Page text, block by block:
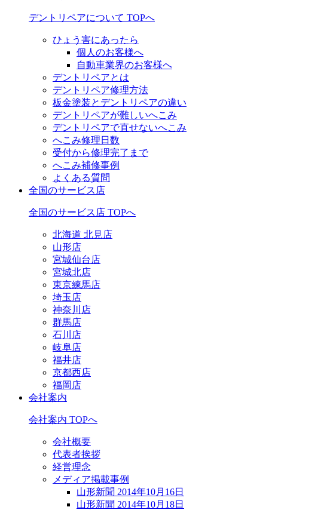
デントリペアについて TOPへ
ひょう害にあったら
個人のお客様へ
自動車業界のお客様へ
デントリペアとは
デントリペア修理方法
板金塗装とデントリペアの違い
デントリペアが難しいへこみ
デントリペアで直せないへこみ
へこみ修理日数
受付から修理完了まで
へこみ補修事例
よくある質問
全国のサービス店
全国のサービス店 TOPへ
北海道 北見店
山形店
宮城仙台店
宮城北店
東京練馬店
埼玉店
神奈川店
群馬店
石川店
岐阜店
福井店
京都西店
福岡店
会社案内
会社案内 TOPへ
会社概要
代表者挨拶
経営理念
メディア掲載事例
山形新聞 2014年10月16日
山形新聞 2014年10月18日